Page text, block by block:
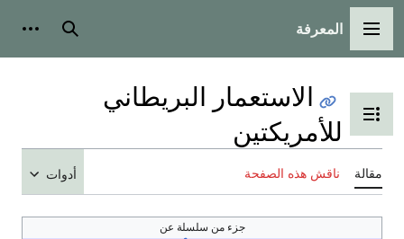
القائمة الرئيسية
المعرفة بحث
تبديل عرض جدول المحتويات
الاستعمار البريطاني
للأمريكتين
مقالة ناقش هذه الصفحة أدوات
جزء من سلسلة عن